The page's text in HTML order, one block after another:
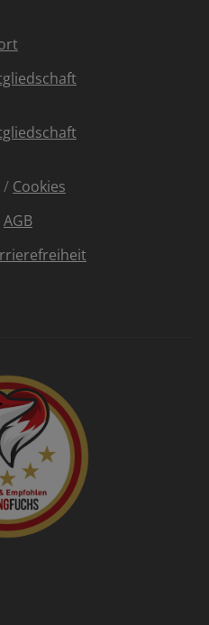
/ Cookies
AGB